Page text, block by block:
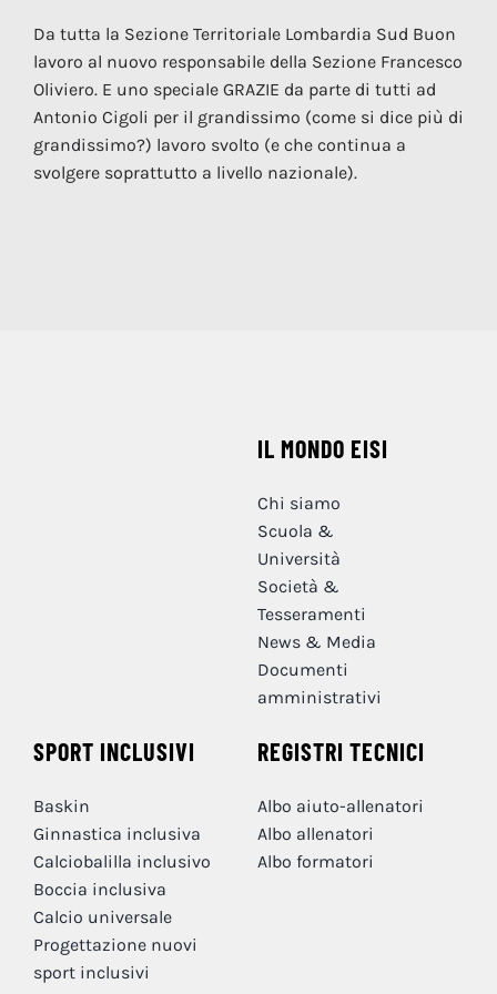
Da tutta la Sezione Territoriale Lombardia Sud Buon
lavoro al nuovo responsabile della Sezione Francesco
Oliviero. E uno speciale GRAZIE da parte di tutti ad
Antonio Cigoli per il grandissimo (come si dice più di
grandissimo?) lavoro svolto (e che continua a
svolgere soprattutto a livello nazionale).
IL MONDO EISI
Chi siamo
Scuola &
Università
Società &
Tesseramenti
News & Media
Documenti
amministrativi
SPORT INCLUSIVI
Baskin
Ginnastica inclusiva
Calciobalilla inclusivo
Boccia inclusiva
Calcio universale
Progettazione nuovi
sport inclusivi
REGISTRI TECNICI
Albo aiuto-allenatori
Albo allenatori
Albo formatori